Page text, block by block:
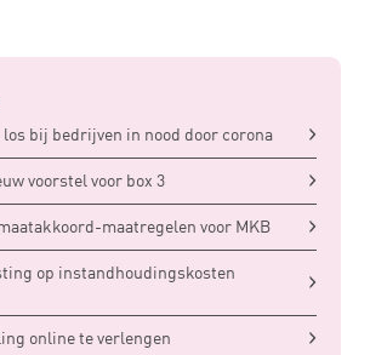
los bij bedrijven in nood door corona
voorstel voor box 3
maatregelen voor MKB
op instandhoudingskosten
online te verlengen